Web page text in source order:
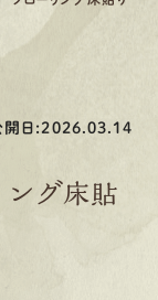
開日:2026.03.14
グ床貼